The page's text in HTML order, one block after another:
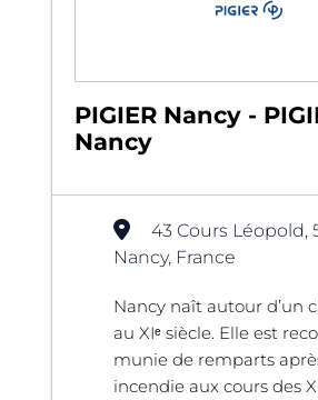
PIGIER Nancy -
Nancy
43 Cours Léopold,
Nancy, France
Nancy naît autour d’un
au XIᵉ siècle. Elle est
munie de remparts
incendie aux cours des